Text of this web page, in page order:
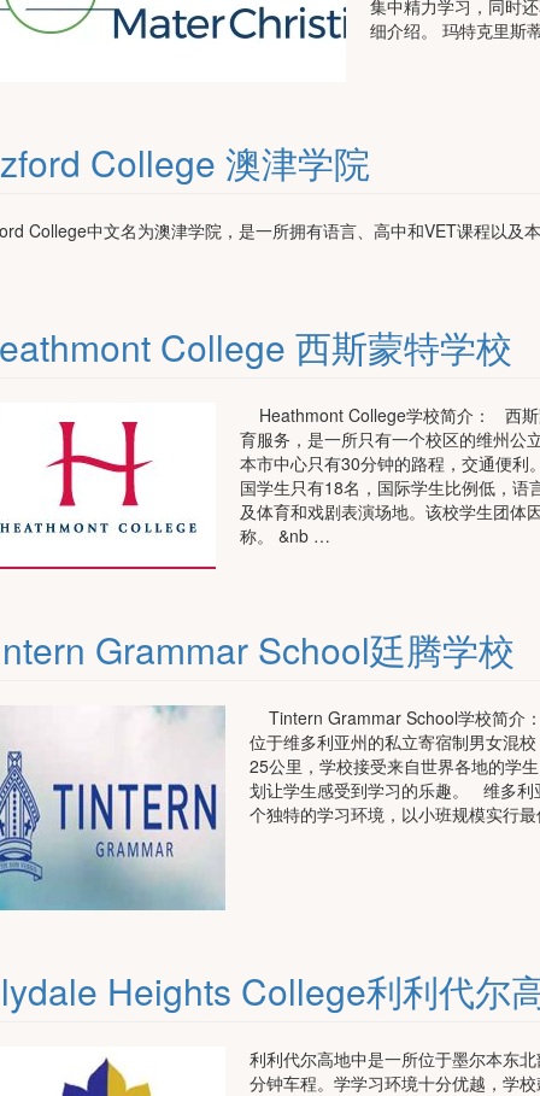
集中精力学习，同时
细介绍。 玛特克里斯
College 澳津学院
College中文名为澳津学院，是一所拥有语言、高中和VET课程以及
College 西斯蒙特学校
Heathmont College学校简介： 西斯
育服务，是一所只有一个校区的维州公
本市中心只有30分钟的路程，交通便
国学生只有18名，国际学生比例低，
及体育和戏剧表演场地。该校学生团体
称。 &nb …
Grammar School廷腾学校
Tintern Grammar School学校简介
位于维多利亚州的私立寄宿制男女混
25公里，学校接受来自世界各地的学
划让学生感受到学习的乐趣。 维多利
个独特的学习环境，以小班规模实行
Heights College利利代尔
利利代尔高地中是一所位于墨尔本东
分钟车程。学学习环境十分优越，学